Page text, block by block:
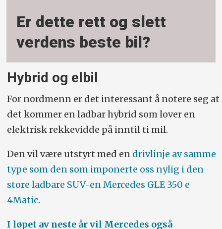
Er dette rett og slett
verdens beste bil?
Hybrid og elbil
For nordmenn er det interessant å notere seg at
det kommer en ladbar hybrid som lover en
elektrisk rekkevidde på inntil ti mil.
Den vil være utstyrt med en drivlinje av samme
type som den som imponerte oss nylig i den
store ladbare SUV-en Mercedes GLE 350 e
4Matic.
I løpet av neste år vil Mercedes også